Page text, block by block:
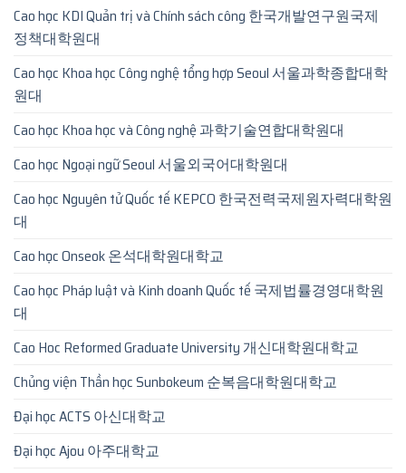
Cao học KDI Quản trị và Chính sách công 한국개발연구원국제
정책대학원대
Cao học Khoa học Công nghệ tổng hợp Seoul 서울과학종합대학
원대
Cao học Khoa học và Công nghệ 과학기술연합대학원대
Cao học Ngoại ngữ Seoul 서울외국어대학원대
Cao học Nguyên tử Quốc tế KEPCO 한국전력국제원자력대학원
대
Cao học Onseok 온석대학원대학교
Cao học Pháp luật và Kinh doanh Quốc tế 국제법률경영대학원
대
Cao Hoc Reformed Graduate University 개신대학원대학교
Chủng viện Thần học Sunbokeum 순복음대학원대학교
Đại học ACTS 아신대학교
Đại học Ajou 아주대학교